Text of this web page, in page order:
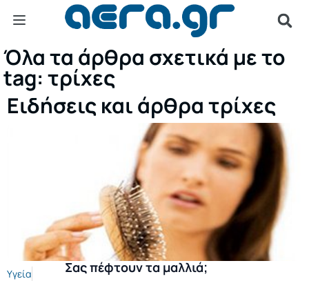
Όλα τα άρθρα σχετικά με το
tag: τρίχες
Ειδήσεις και άρθρα τρίχες
Υγεία
Σας πέφτουν τα μαλλιά;